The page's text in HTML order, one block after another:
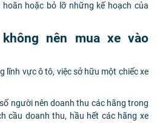
hoặc bỏ lỡ những kế hoạch của
nên mua xe vào
lĩnh vực ô tô, việc sở hữu một chiếc xe
người nên doanh thu các hãng trong
cầu doanh thu, hầu hết các hãng xe